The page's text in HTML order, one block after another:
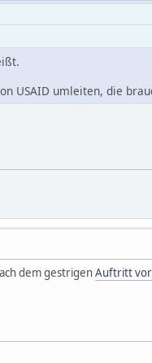
USAID umleiten, die
dem gestrigenAuftritt vor